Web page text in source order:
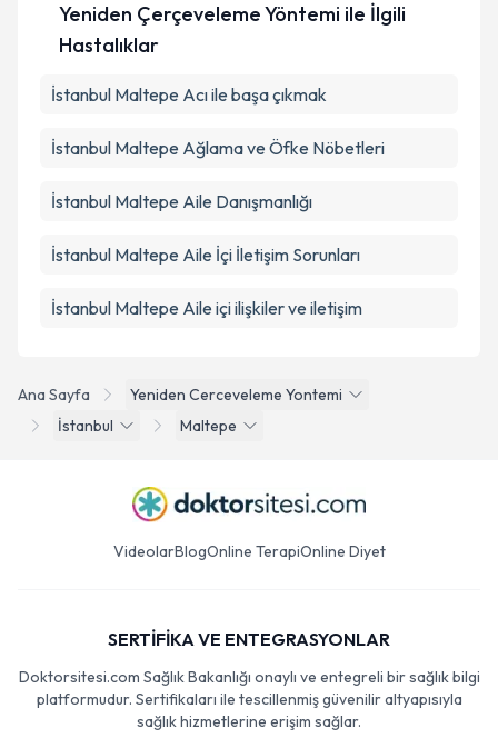
Ana Sayfa
Yeniden Cerceveleme Yontemi
İstanbul
Maltepe
Yeniden Çerçeveleme Yöntemi ile İlgili
Hastalıklar
İstanbul Maltepe Acı ile başa çıkmak
İstanbul Maltepe Ağlama ve Öfke Nöbetleri
İstanbul Maltepe Aile Danışmanlığı
İstanbul Maltepe Aile İçi İletişim Sorunları
İstanbul Maltepe Aile içi ilişkiler ve iletişim
VideolarBlogOnline TerapiOnline Diyet
SERTİFİKA VE ENTEGRASYONLAR
Doktorsitesi.com Sağlık Bakanlığı onaylı ve entegreli bir sağlık bilgi
platformudur. Sertifikaları ile tescillenmiş güvenilir altyapısıyla
sağlık hizmetlerine erişim sağlar.